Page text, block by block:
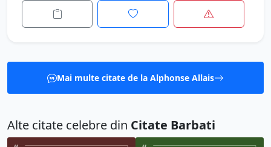
Mai multe citate de la Alphonse Allais
Alte citate celebre din Citate Barbati